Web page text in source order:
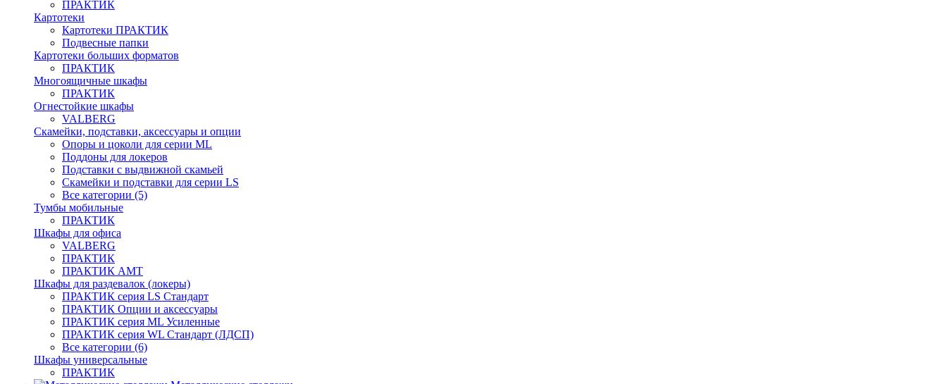
ПРАКТИК
Картотеки
Картотеки ПРАКТИК
Подвесные папки
Картотеки больших форматов
ПРАКТИК
Многоящичные шкафы
ПРАКТИК
Огнестойкие шкафы
VALBERG
Скамейки, подставки, аксессуары и опции
Опоры и цоколи для серии ML
Поддоны для локеров
Подставки с выдвижной скамьей
Скамейки и подставки для серии LS
Все категории (5)
Тумбы мобильные
ПРАКТИК
Шкафы для офиса
VALBERG
ПРАКТИК
ПРАКТИК AMT
Шкафы для раздевалок (локеры)
ПРАКТИК cерия LS Стандарт
ПРАКТИК Опции и аксессуары
ПРАКТИК серия ML Усиленные
ПРАКТИК серия WL Стандарт (ЛДСП)
Все категории (6)
Шкафы универсальные
ПРАКТИК